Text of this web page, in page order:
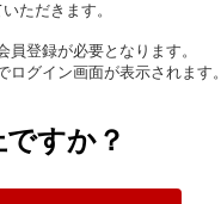
ただきます。
登録が必要となります。
グイン画面が表示されます。
すか？